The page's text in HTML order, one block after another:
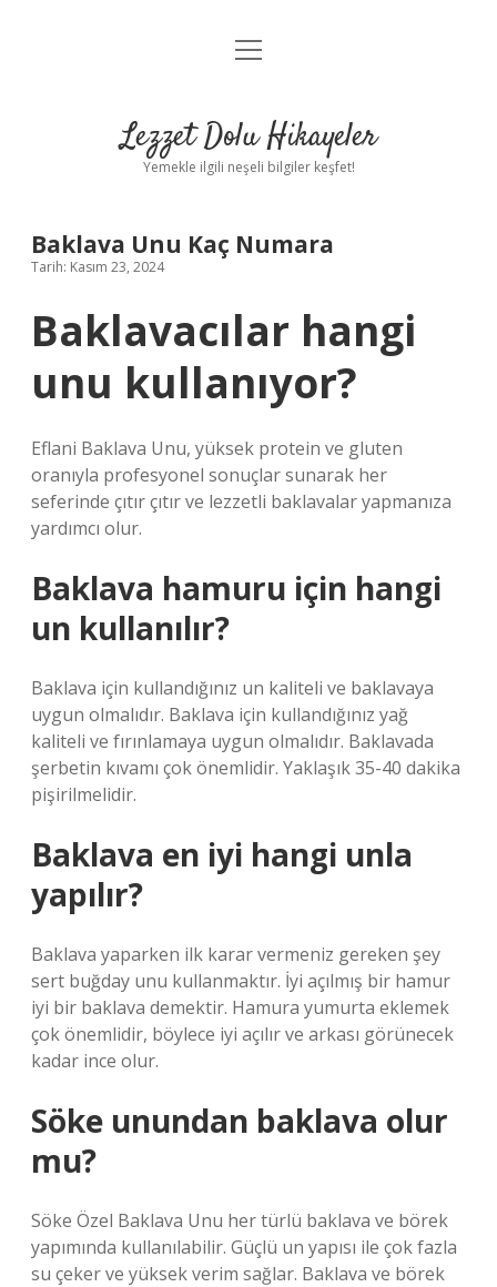
Anasayfa
Yasal Uyarı
menüyü
Lezzet Dolu Hikayeler
Yemekle ilgili neşeli bilgiler keşfet!
Baklava Unu Kaç Numara
Tarih: Kasım 23, 2024
Baklavacılar hangi
unu kullanıyor?
Eflani Baklava Unu, yüksek protein ve gluten
oranıyla profesyonel sonuçlar sunarak her
seferinde çıtır çıtır ve lezzetli baklavalar yapmanıza
yardımcı olur.
Baklava hamuru için hangi
un kullanılır?
Baklava için kullandığınız un kaliteli ve baklavaya
uygun olmalıdır. Baklava için kullandığınız yağ
kaliteli ve fırınlamaya uygun olmalıdır. Baklavada
şerbetin kıvamı çok önemlidir. Yaklaşık 35-40 dakika
pişirilmelidir.
Baklava en iyi hangi unla
yapılır?
Baklava yaparken ilk karar vermeniz gereken şey
sert buğday unu kullanmaktır. İyi açılmış bir hamur
iyi bir baklava demektir. Hamura yumurta eklemek
çok önemlidir, böylece iyi açılır ve arkası görünecek
kadar ince olur.
Söke unundan baklava olur
mu?
Söke Özel Baklava Unu her türlü baklava ve börek
yapımında kullanılabilir. Güçlü un yapısı ile çok fazla
su çeker ve yüksek verim sağlar. Baklava ve börek